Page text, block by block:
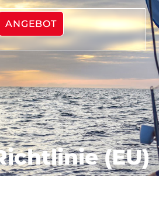
ANGEBOT
(EU)